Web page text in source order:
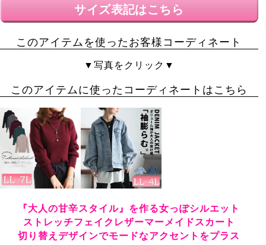
サイズ表記はこちら
このアイテムを使ったお客様コーディネート
▼写真をクリック▼
このアイテムに使ったコーディネートはこちら
『大人の甘辛スタイル』を作る女っぽシルエット
ストレッチフェイクレザーマーメイドスカート
切り替えデザインでモードなアクセントをプラス